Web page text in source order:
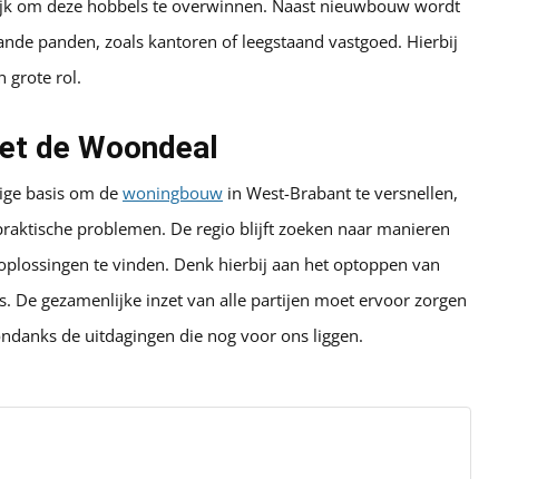
om deze hobbels te overwinnen. Naast nieuwbouw wordt
panden, zoals kantoren of leegstaand vastgoed. Hierbij
grote rol.
de Woondeal
basis om de woningbouw in West-Brabant te versnellen,
problemen. De regio blijft zoeken naar manieren
te vinden. Denk hierbij aan het optoppen van
De gezamenlijke inzet van alle partijen moet ervoor zorgen
de uitdagingen die nog voor ons liggen.